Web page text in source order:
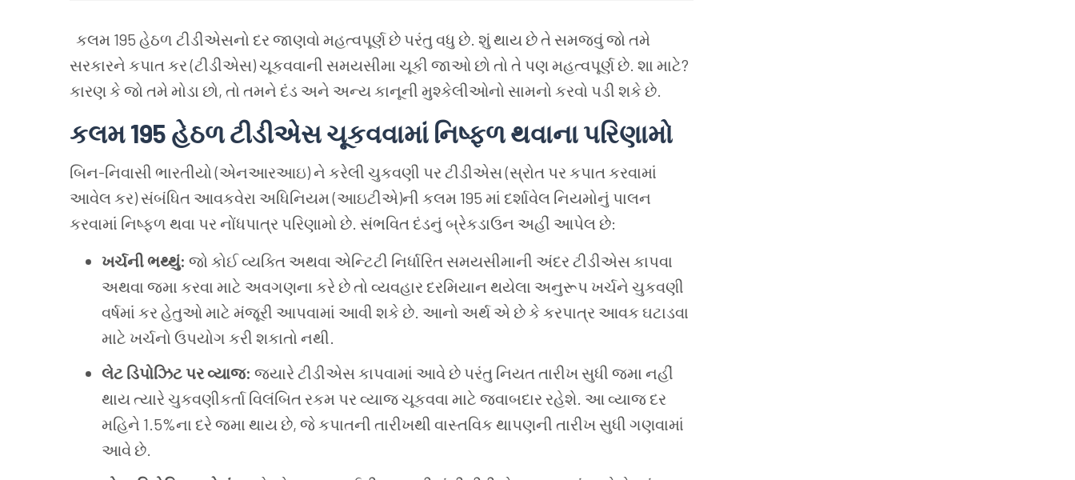
કલમ 195 હેઠળ ટીડીએસનો દરજાણવો મહત્વપૂર્ણ છે પરંતુવધુ છે. શુંથાય છેતે સમજવુંજો તમે
સરકારને કપાતકર (ટીડીએસ) ચૂકવવાની સમયસીમા ચૂકી જાઓ છો તો તે પણમહત્વપૂર્ણ છે. શા માટે?
કારણકેજો તમેમોડા છો, તો તમને દંડ અને અન્યકાનૂની મુશ્કેલીઓનો સામનો કરવો પડી શકે છે.
કલમ 195 હેઠળટીડીએસચૂકવવામાં નિષ્ફળથવાનાપરિણામો
બિન-નિવાસી ભારતીયો (એનઆરઆઇ) ને કરેલી ચુકવણી પરટીડીએસ (સ્રોત પરકપાતકરવામાં
આવેલકર) સંબંધિત આવકવેરા અધિનિયમ (આઇટીએ)ની કલમ 195 માં દર્શાવેલ નિયમોનું પાલન
કરવામાં નિષ્ફળ થવા પરનોંધપાત્ર પરિણામો છે. સંભવિતદંડનું બ્રેકડાઉન અહીં આપેલ છે:
ખર્ચનીભથ્થું: જો કોઈવ્યક્તિ અથવા એન્ટિટી નિર્ધારિત સમયસીમાની અંદરટીડીએસકાપવા
અથવા જમા કરવા માટે અવગણના કરે છેતો વ્યવહારદરમિયાન થયેલા અનુરૂપ ખર્ચને ચુકવણી
વર્ષમાં કરહેતુઓમાટે મંજૂરી આપવામાં આવી શકે છે. આનો અર્થ એ છેકેકરપાત્ર આવકઘટાડવા
માટે ખર્ચનો ઉપયોગ કરી શકાતો નથી.
લેટ ડિપોઝિટપરવ્યાજ: જ્યારેટીડીએસકાપવામાં આવે છે પરંતુ નિયતતારીખ સુધી જમા નહીં
થાયત્યારેચુકવણીકર્તા વિલંબિત રકમ પરવ્યાજચૂકવવા માટે જવાબદાર રહેશે. આવ્યાજદર
મહિને 1.5%ના દરેજમા થાય છે, જેકપાતની તારીખથી વાસ્તવિકથાપણની તારીખ સુધી ગણવામાં
આવે છે.